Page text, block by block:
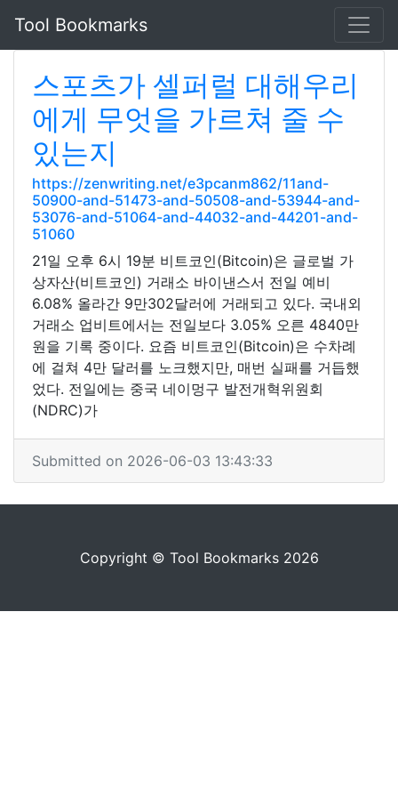
Tool Bookmarks
스포츠가 셀퍼럴 대해우리
에게 무엇을 가르쳐 줄 수
있는지
https://zenwriting.net/e3pcanm862/11and-
50900-and-51473-and-50508-and-53944-and-
53076-and-51064-and-44032-and-44201-and-
51060
21일 오후 6시 19분 비트코인(Bitcoin)은 글로벌 가
상자산(비트코인) 거래소 바이낸스서 전일 예비
6.08% 올라간 9만302달러에 거래되고 있다. 국내외
거래소 업비트에서는 전일보다 3.05% 오른 4840만
원을 기록 중이다. 요즘 비트코인(Bitcoin)은 수차례
에 걸쳐 4만 달러를 노크했지만, 매번 실패를 거듭했
었다. 전일에는 중국 네이멍구 발전개혁위원회
(NDRC)가
Submitted on 2026-06-03 13:43:33
Copyright © Tool Bookmarks 2026